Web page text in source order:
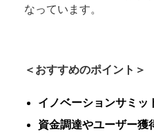
なっています。
＜おすすめのポイント＞
イノベーションサミッ
資金調達やユーザー獲